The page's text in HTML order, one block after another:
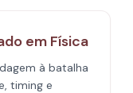
em Física
à batalha
timing e